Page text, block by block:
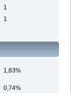
1
1
1,83%
0,74%